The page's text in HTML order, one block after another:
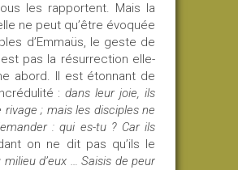
les rapportent. Mais la
ne peut qu’être évoquée
d’Emmaüs, le geste de
pas la résurrection elle-
abord. Il est étonnant de
:dans leur joie, ils
; mais les disciples ne
: qui es-tu ? Car ils
on ne dit pas qu’ils le
d’eux … Saisis de peur